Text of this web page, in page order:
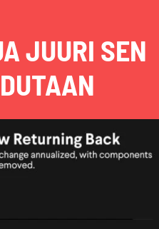
JUURI SEN